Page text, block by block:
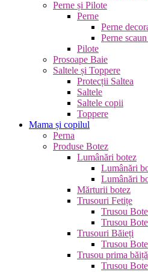
Perne și Pilote
Perne
Perne
Perne
Pilote
Prosoape Baie
Saltele și Toppere
Protecții Saltea
Saltele
Saltele copii
Toppere
Mama și copilul
Perna
Produse Botez
Lumânări botez
Lumânări
Lumânări
Mărturii botez
Trusouri Fetițe
Trusou
Trusou
Trusouri Băieți
Trusou
Trusou prima băiță
Trusou